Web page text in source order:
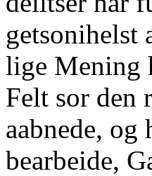
getsonihelst
lige Mening
Felt sor den
aabnede, og
bearbeide,